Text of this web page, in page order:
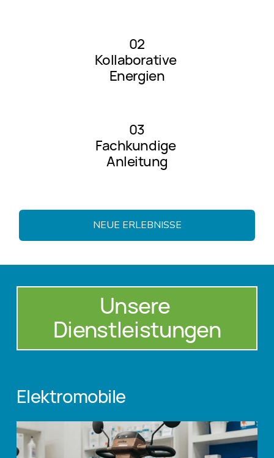
02
Kollaborative
Energien
03
Fachkundige
Anleitung
NEUE ERLEBNISSE
Unsere
Dienstleistungen
Elektromobile